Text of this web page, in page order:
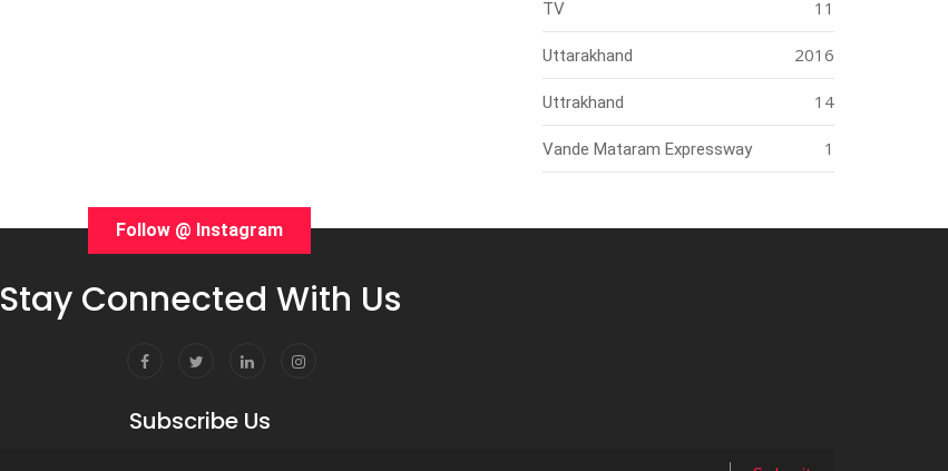
TV 11
Uttarakhand 2016
Uttrakhand 14
Vande Mataram Expressway 1
Follow @ Instagram
Stay Connected With Us
Subscribe Us